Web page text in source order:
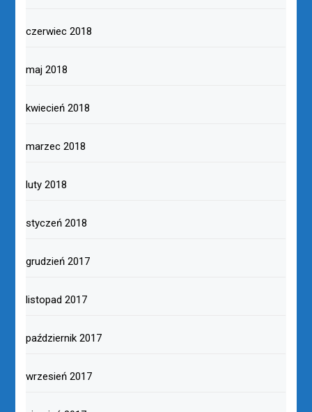
czerwiec 2018
maj 2018
kwiecień 2018
marzec 2018
luty 2018
styczeń 2018
grudzień 2017
listopad 2017
październik 2017
wrzesień 2017